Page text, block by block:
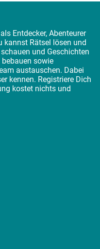
Entdecker, Abenteurer
kannst Rätsel lösen und
und Geschichten
bebauen sowie
austauschen. Dabei
kennen. Registriere Dich
kostet nichts und